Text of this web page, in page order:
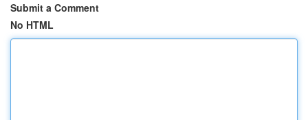
Submit a Comment
No HTML